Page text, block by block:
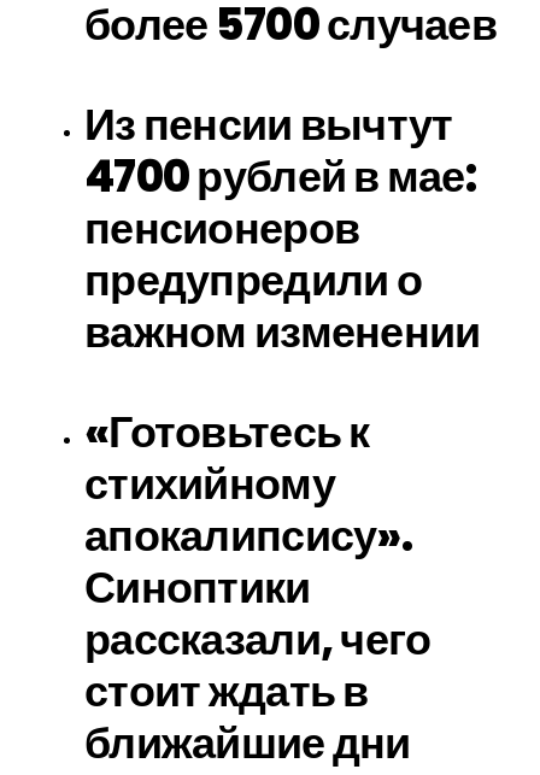
более 5700 случаев
Из пенсии вычтут
4700 рублей в мае:
пенсионеров
предупредили о
важном изменении
«Готовьтесь к
стихийному
апокалипсису».
Синоптики
рассказали, чего
стоит ждать в
ближайшие дни